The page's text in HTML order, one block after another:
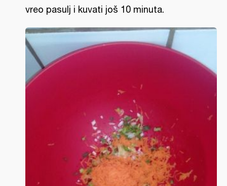
vreo pasulj i kuvati još 10 minuta.